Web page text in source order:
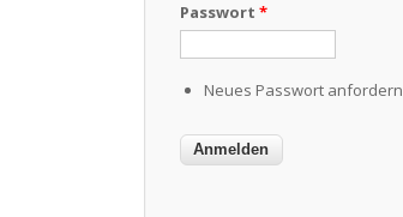
Passwort *
Neues Passwort anfordern